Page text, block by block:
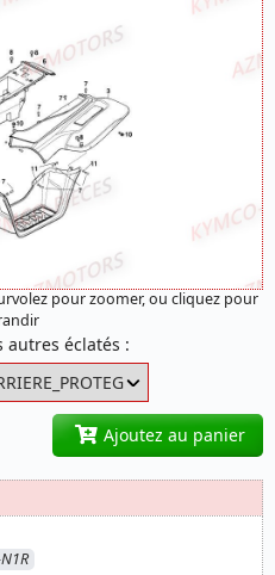
pour zoomer, ou cliquez pour
autres éclatés :
Ajoutez au panier